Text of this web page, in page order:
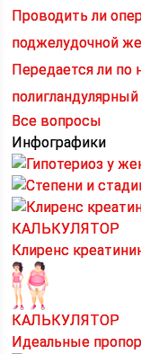
Проводить ли
поджелудочной
Передается ли по
Все вопросы
Инфографики
КАЛЬКУЛЯТОР
Клиренс
КАЛЬКУЛЯТОР
Идеальные